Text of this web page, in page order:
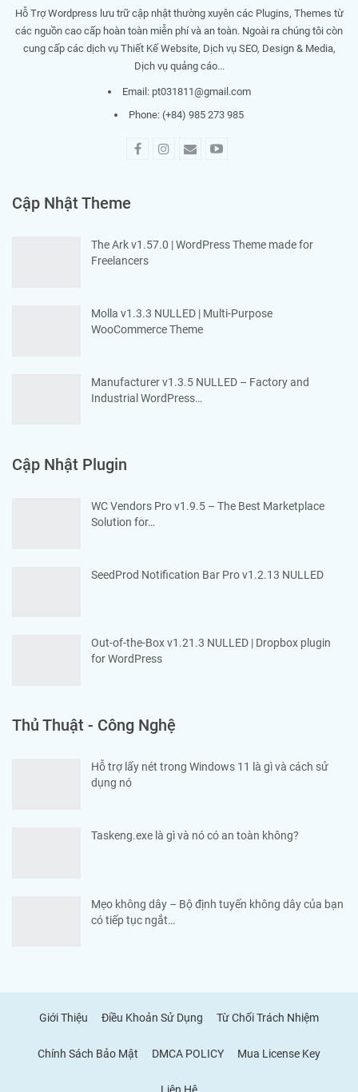
Hỗ Trợ Wordpress lưu trữ cập nhật thường xuyên các Plugins, Themes từ
các nguồn cao cấp hoàn toàn miễn phí và an toàn. Ngoài ra chúng tôi còn
cung cấp các dịch vụ Thiết Kế Website, Dịch vụ SEO, Design & Media,
Dịch vụ quảng cáo...
Email: pt031811@gmail.com
Phone: (+84) 985 273 985
Cập Nhật Theme
The Ark v1.57.0 | WordPress Theme made for
Freelancers
Molla v1.3.3 NULLED | Multi-Purpose
WooCommerce Theme
Manufacturer v1.3.5 NULLED – Factory and
Industrial WordPress…
Cập Nhật Plugin
WC Vendors Pro v1.9.5 – The Best Marketplace
Solution for…
SeedProd Notification Bar Pro v1.2.13 NULLED
Out-of-the-Box v1.21.3 NULLED | Dropbox plugin
for WordPress
Thủ Thuật - Công Nghệ
Hỗ trợ lấy nét trong Windows 11 là gì và cách sử
dụng nó
Taskeng.exe là gì và nó có an toàn không?
Mẹo không dây – Bộ định tuyến không dây của bạn
có tiếp tục ngắt…
Giới Thiệu Điều Khoản Sử Dụng Từ Chối Trách Nhiệm
Chính Sách Bảo Mật DMCA POLICY Mua License Key